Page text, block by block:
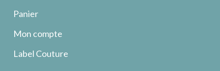
Panier
Mon compte
Label Couture